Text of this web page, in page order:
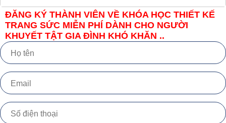
ĐĂNG KÝ THÀNH VIÊN VỀ KHÓA HỌC THIẾT KẾ
TRANG SỨC MIỄN PHÍ DÀNH CHO NGƯỜI
KHUYẾT TẬT GIA ĐÌNH KHÓ KHĂN ..